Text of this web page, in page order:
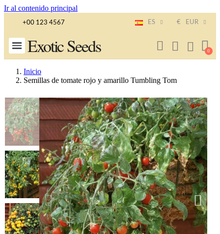
Ir al contenido principal
+00 123 4567 ES € EUR
Exotic Seeds
Inicio
Semillas de tomate rojo y amarillo Tumbling Tom